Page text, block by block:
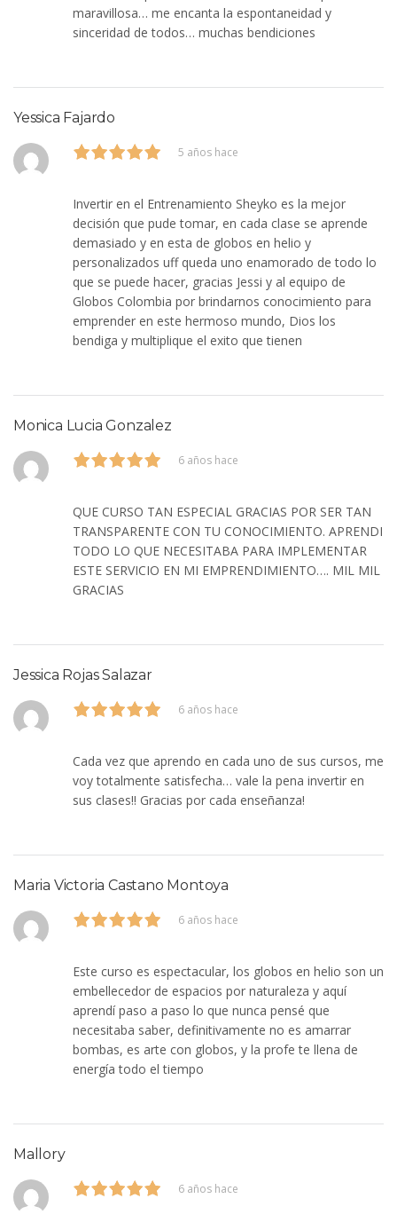
maravillosa… me encanta la espontaneidad y
sinceridad de todos… muchas bendiciones
Yessica Fajardo
5 años hace
Invertir en el Entrenamiento Sheyko es la mejor
decisión que pude tomar, en cada clase se aprende
demasiado y en esta de globos en helio y
personalizados uff queda uno enamorado de todo lo
que se puede hacer, gracias Jessi y al equipo de
Globos Colombia por brindarnos conocimiento para
emprender en este hermoso mundo, Dios los
bendiga y multiplique el exito que tienen
Monica Lucia Gonzalez
6 años hace
QUE CURSO TAN ESPECIAL GRACIAS POR SER TAN
TRANSPARENTE CON TU CONOCIMIENTO. APRENDI
TODO LO QUE NECESITABA PARA IMPLEMENTAR
ESTE SERVICIO EN MI EMPRENDIMIENTO…. MIL MIL
GRACIAS
Jessica Rojas Salazar
6 años hace
Cada vez que aprendo en cada uno de sus cursos, me
voy totalmente satisfecha… vale la pena invertir en
sus clases!! Gracias por cada enseñanza!
Maria Victoria Castano Montoya
6 años hace
Este curso es espectacular, los globos en helio son un
embellecedor de espacios por naturaleza y aquí
aprendí paso a paso lo que nunca pensé que
necesitaba saber, definitivamente no es amarrar
bombas, es arte con globos, y la profe te llena de
energía todo el tiempo
Mallory
6 años hace